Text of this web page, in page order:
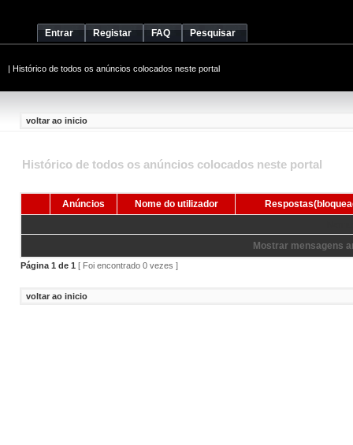
Entrar Registar FAQ Pesquisar
| Histórico de todos os anúncios colocados neste portal
voltar ao inicio
Histórico de todos os anúncios colocados neste portal
Anúncios Nome do utilizador
Mostrar mensagens
Página 1 de 1 [ Foi encontrado 0 vezes ]
voltar ao inicio